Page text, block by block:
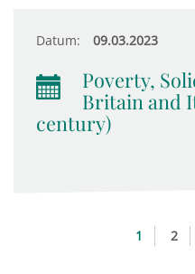
Datum: 09.03.2023
Poverty,
Britain and
century)
1 2